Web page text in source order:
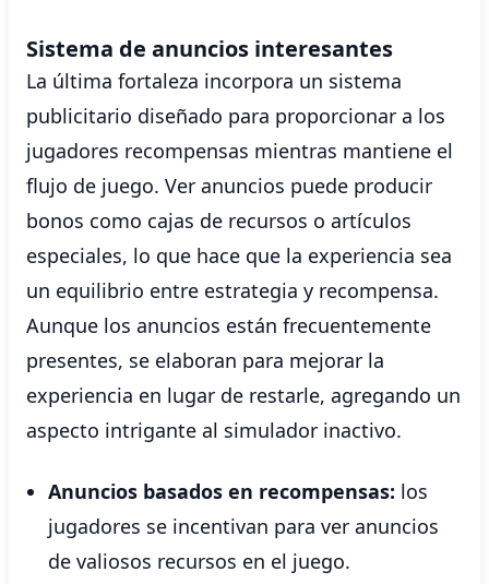
Sistema de anuncios interesantes
La última fortaleza incorpora un sistema
publicitario diseñado para proporcionar a los
jugadores recompensas mientras mantiene el
flujo de juego. Ver anuncios puede producir
bonos como cajas de recursos o artículos
especiales, lo que hace que la experiencia sea
un equilibrio entre estrategia y recompensa.
Aunque los anuncios están frecuentemente
presentes, se elaboran para mejorar la
experiencia en lugar de restarle, agregando un
aspecto intrigante al simulador inactivo.
Anuncios basados ​​en recompensas: los
jugadores se incentivan para ver anuncios
de valiosos recursos en el juego.